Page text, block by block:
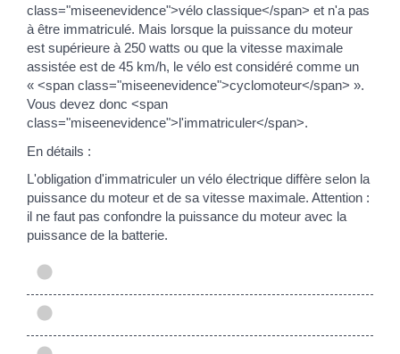
class="miseenevidence">vélo classique</span> et n'a pas
à être immatriculé. Mais lorsque la puissance du moteur
est supérieure à 250 watts ou que la vitesse maximale
assistée est de 45 km/h, le vélo est considéré comme un
« <span class="miseenevidence">cyclomoteur</span> ».
Vous devez donc <span
class="miseenevidence">l'immatriculer</span>.
En détails :
L'obligation d'immatriculer un vélo électrique diffère selon la
puissance du moteur et de sa vitesse maximale. Attention :
il ne faut pas confondre la puissance du moteur avec la
puissance de la batterie.